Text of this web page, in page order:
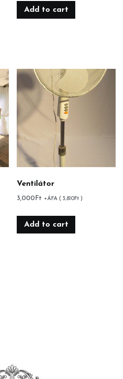
Add to cart
Ventilátor
3,000 Ft +ÁFA (3,810Ft )
Add to cart